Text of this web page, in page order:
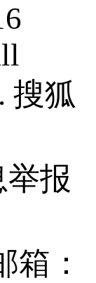
搜狐
报
箱：